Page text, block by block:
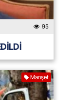
95
Manşet